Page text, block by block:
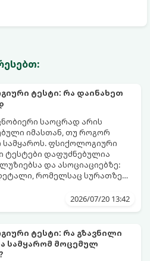
ტესტი: რა დაინახეთ
საოცრად არის
იმასთან, თუ როგორ
სამყაროს. ფსიქოლოგიური
ტესტები დაფუძნებულია
და ასოციაციებზე:
რომელსაც სურათზე
ფარულ მხარეებზე,2026/07/20 13:42
ტესტი: რა გზავნილი
სამყარომ მოცემულ